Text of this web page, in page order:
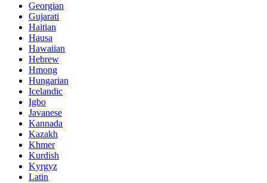
Georgian
Gujarati
Haitian
Hausa
Hawaiian
Hebrew
Hmong
Hungarian
Icelandic
Igbo
Javanese
Kannada
Kazakh
Khmer
Kurdish
Kyrgyz
Latin